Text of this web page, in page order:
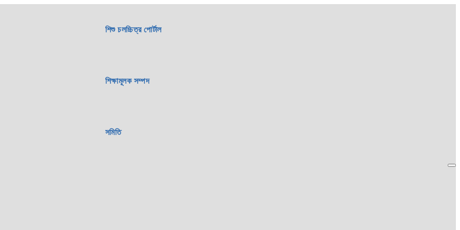
শিশু চলচ্চিত্র পোর্টাল
শিক্ষামূলক সম্পদ
সমিতি